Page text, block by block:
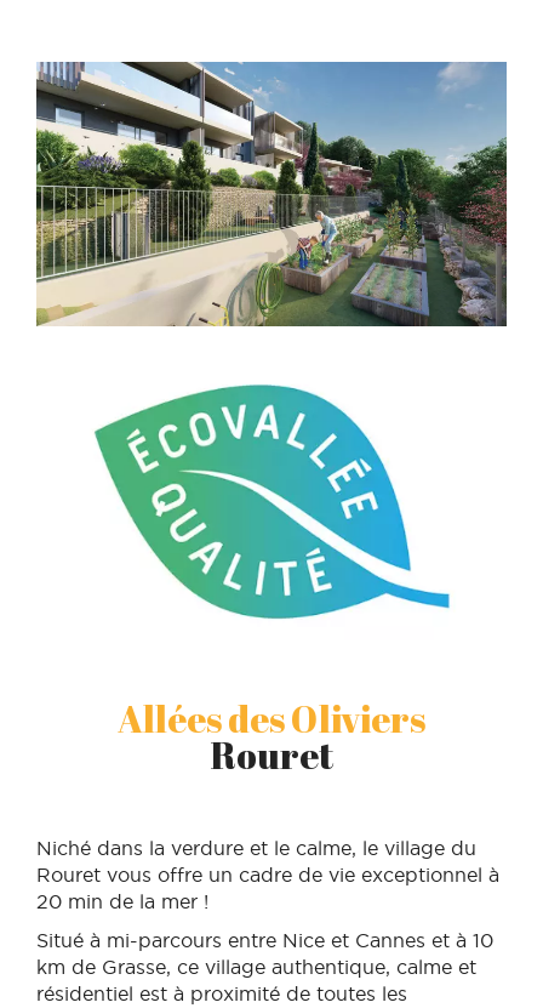
Allées des Oliviers
Rouret
Niché dans la verdure et le calme, le village du
Rouret vous offre un cadre de vie exceptionnel à
20 min de la mer !
Situé à mi-parcours entre Nice et Cannes et à 10
km de Grasse, ce village authentique, calme et
résidentiel est à proximité de toutes les